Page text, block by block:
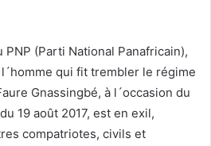
(Parti National Panafricain),
qui fit trembler le régime
Gnassingbé, à l´occasion du
19 août 2017, est en exil,
compatriotes, civils et